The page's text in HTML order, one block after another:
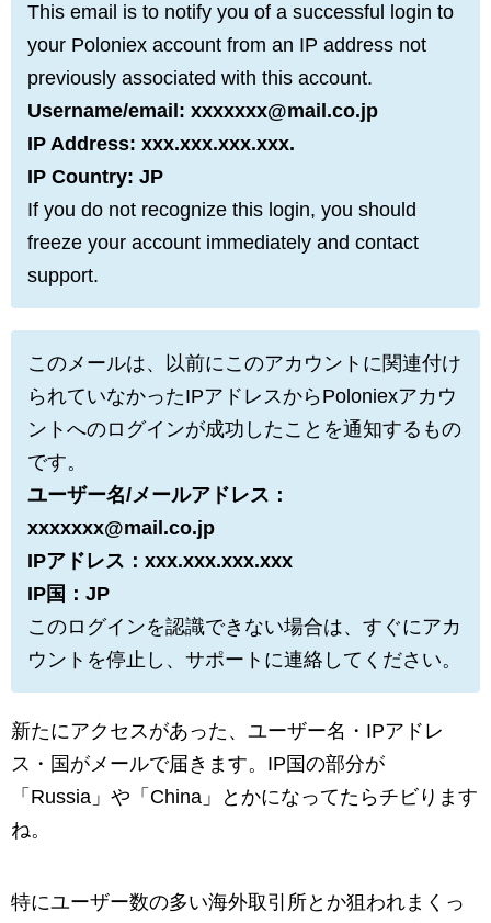
This email is to notify you of a successful login to
your Poloniex account from an IP address not
previously associated with this account.
Username/email: xxxxxxx@mail.co.jp
IP Address: xxx.xxx.xxx.xxx.
IP Country: JP
If you do not recognize this login, you should
freeze your account immediately and contact
support.
このメールは、以前にこのアカウントに関連付け
られていなかったIPアドレスからPoloniexアカウ
ントへのログインが成功したことを通知するもの
です。
ユーザー名/メールアドレス：
xxxxxxx@mail.co.jp
IPアドレス：xxx.xxx.xxx.xxx
IP国：JP
このログインを認識できない場合は、すぐにアカ
ウントを停止し、サポートに連絡してください。
新たにアクセスがあった、ユーザー名・IPアドレ
ス・国がメールで届きます。IP国の部分が
「Russia」や「China」とかになってたらチビります
ね。
特にユーザー数の多い海外取引所とか狙われまくっ